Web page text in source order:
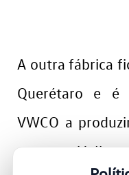
A outra fábrica
Querétaro e é
VWCO a
marca